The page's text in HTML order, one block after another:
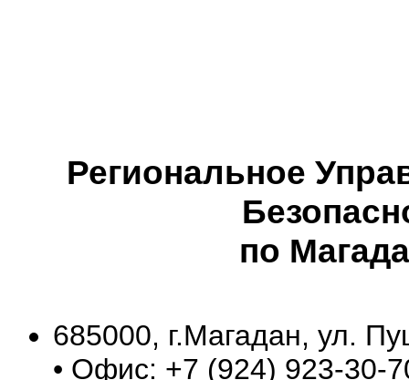
Региональное
по
685000, г.Магадан, ул.
• Офис: +7 (924) 923-30-